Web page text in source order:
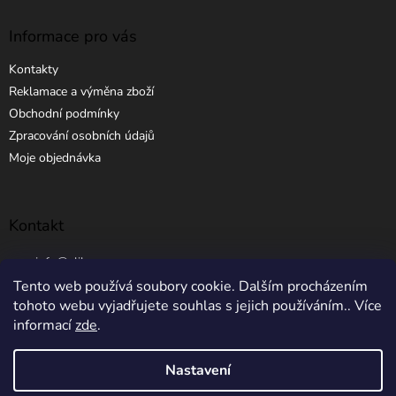
Tento web používá soubory cookie. Dalším procházením
tohoto webu vyjadřujete souhlas s jejich používáním.. Více
informacízde.
Nastavení
Informace pro vás
Kontakty
Reklamace a výměna zboží
Obchodní podmínky
Zpracování osobních údajů
Moje objednávka
Kontakt
info @ elibros.cz
+420 734 184 444